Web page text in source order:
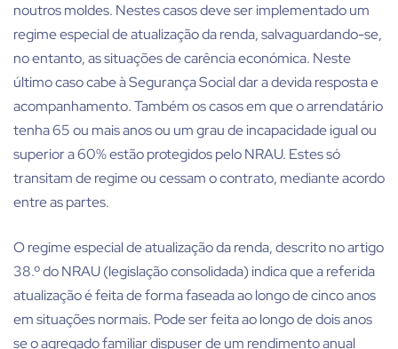
noutros moldes. Nestes casos deve ser implementado um
regime especial de atualização da renda, salvaguardando-se,
no entanto, as situações de carência económica. Neste
último caso cabe à Segurança Social dar a devida resposta e
acompanhamento. Também os casos em que o arrendatário
tenha 65 ou mais anos ou um grau de incapacidade igual ou
superior a 60% estão protegidos pelo NRAU. Estes só
transitam de regime ou cessam o contrato, mediante acordo
entre as partes.
O regime especial de atualização da renda, descrito no artigo
38.º do NRAU (legislação consolidada) indica que a referida
atualização é feita de forma faseada ao longo de cinco anos
em situações normais. Pode ser feita ao longo de dois anos
se o agregado familiar dispuser de um rendimento anual